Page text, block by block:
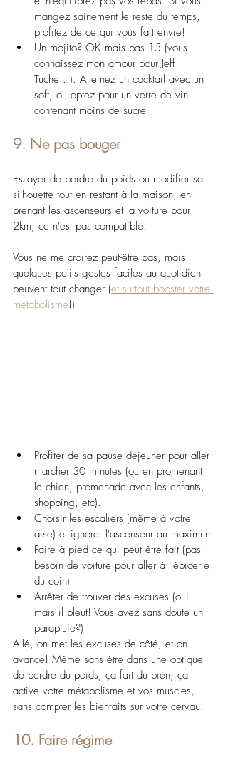
mangez sainement le reste du temps,
profitez de ce qui vous fait envie!
Un mojito? OK mais pas 15 (vous
connaissez mon amour pour Jeff
Tuche...). Alternez un cocktail avec un
soft, ou optez pour un verre de vin
contenant moins de sucre
9. Ne pas bouger
Essayer de perdre du poids ou modifier sa
silhouette tout en restant à la maison, en
prenant les ascenseurs et la voiture pour
2km, ce n'est pas compatible.
Vous ne me croirez peut-être pas, mais
quelques petits gestes faciles au quotidien
peuvent tout changer (et surtout booster votre
métabolisme!)
Profiter de sa pause déjeuner pour aller
marcher 30 minutes (ou en promenant
le chien, promenade avec les enfants,
shopping, etc).
Choisir les escaliers (même à votre
aise) et ignorer l'ascenseur au maximum
Faire à pied ce qui peut être fait (pas
besoin de voiture pour aller à l'épicerie
du coin)
Arrêter de trouver des excuses (oui
mais il pleut! Vous avez sans doute un
parapluie?)
Allé, on met les excuses de côté, et on
avance! Même sans être dans une optique
de perdre du poids, ça fait du bien, ça
active votre métabolisme et vos muscles,
sans compter les bienfaits sur votre cervau.
10. Faire régime